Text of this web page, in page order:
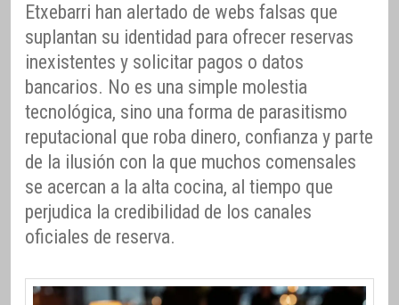
Etxebarri han alertado de webs falsas que
suplantan su identidad para ofrecer reservas
inexistentes y solicitar pagos o datos
bancarios. No es una simple molestia
tecnológica, sino una forma de parasitismo
reputacional que roba dinero, confianza y parte
de la ilusión con la que muchos comensales
se acercan a la alta cocina, al tiempo que
perjudica la credibilidad de los canales
oficiales de reserva.